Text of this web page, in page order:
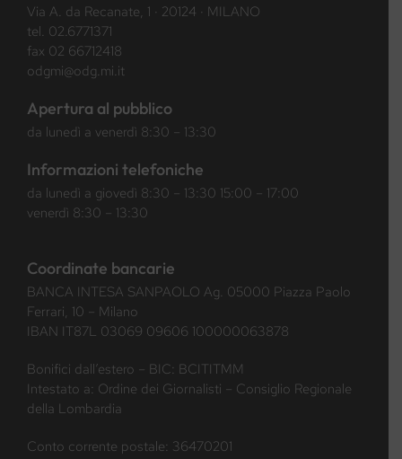
Via A. da Recanate, 1 · 20124 · MILANO
tel. 02.6771371
fax 02 66712418
odgmi@odg.mi.it
Apertura al pubblico
da lunedì a venerdì 8:30 – 13:30
Informazioni telefoniche
da lunedì a giovedì 8:30 – 13:30 15:00 – 17:00
venerdì 8:30 – 13:30
Coordinate bancarie
BANCA INTESA SANPAOLO Ag. 05000 Piazza Paolo
Ferrari, 10 – Milano
IBAN IT87L 03069 09606 100000063878
Bonifici dall’estero – BIC: BCITITMM
Intestato a: Ordine dei Giornalisti – Consiglio Regionale
della Lombardia
Conto corrente postale: 36470201